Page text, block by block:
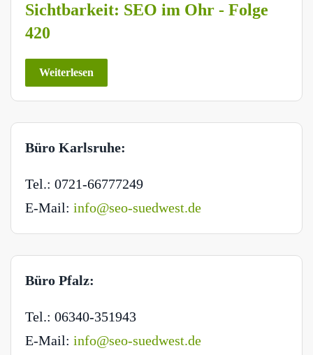
Sichtbarkeit: SEO im Ohr - Folge
420
Weiterlesen
Büro Karlsruhe:
Tel.: 0721-66777249
E-Mail: info@seo-suedwest.de
Büro Pfalz:
Tel.: 06340-351943
E-Mail: info@seo-suedwest.de